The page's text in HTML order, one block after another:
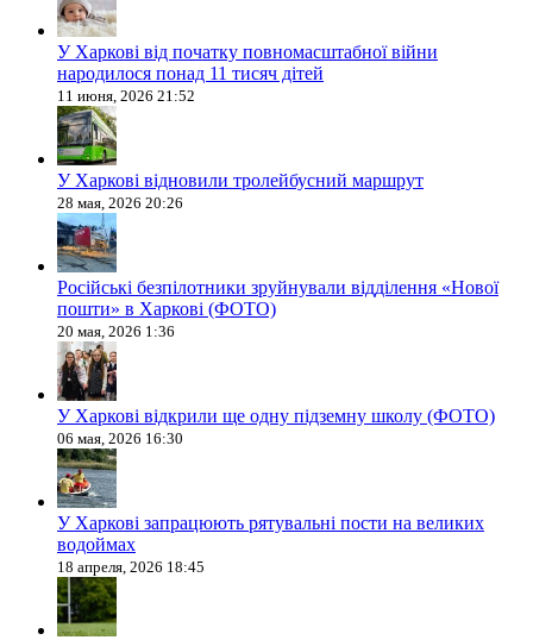
У Харкові від початку повномасштабної війни
народилося понад 11 тисяч дітей
11 июня, 2026 21:52
У Харкові відновили тролейбусний маршрут
28 мая, 2026 20:26
Російські безпілотники зруйнували відділення «Нової
пошти» в Харкові (ФОТО)
20 мая, 2026 1:36
У Харкові відкрили ще одну підземну школу (ФОТО)
06 мая, 2026 16:30
У Харкові запрацюють рятувальні пости на великих
водоймах
18 апреля, 2026 18:45